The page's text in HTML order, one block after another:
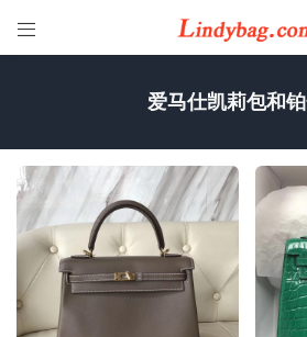

爱马仕凯莉包和